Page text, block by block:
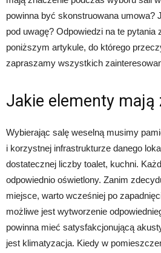
powinna być skonstruowana umowa?
pod uwagę? Odpowiedzi na te pytania
poniższym artykule, do którego
zapraszamy wszystkich
Jakie elementy mają
Wybierając salę weselną musimy
i korzystnej infrastrukturze danego
dostatecznej liczby toalet, kuchni.
odpowiednio oświetlony. Zanim
miejsce, warto wcześniej po
możliwe jest wytworzenie
powinna mieć satysfakcjonującą
jest klimatyzacja. Kiedy w